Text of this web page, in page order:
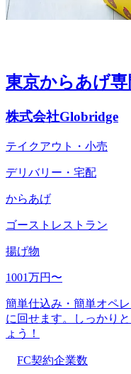
東京からあげ
株式会社Globridge
テイクアウト・小売
デリバリー・宅配
からあげ
ゴーストレストラン
揚げ物
1001万円〜
簡単仕込み・簡単オペ
に回せます。しっかり
ょう！
FC契約企業数